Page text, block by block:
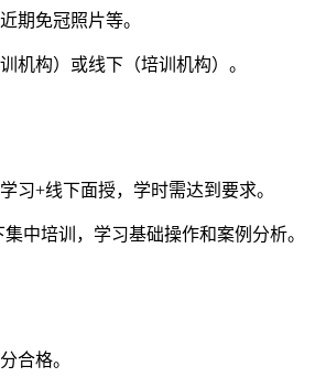
期免冠照片等。
机构）或线下（培训机构）。
习+线下面授，学时需达到要求。
中培训，学习基础操作和案例分析。
合格。